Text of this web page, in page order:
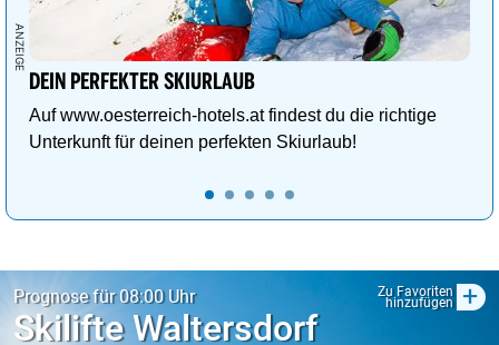
DEIN PERFEKTER SKIURLAUB
Auf www.oesterreich-hotels.at findest du die richtige
Unterkunft für deinen perfekten Skiurlaub!
Prognose für 08:00 Uhr Zu Favoriten
hinzufügen +
Skilifte Waltersdorf